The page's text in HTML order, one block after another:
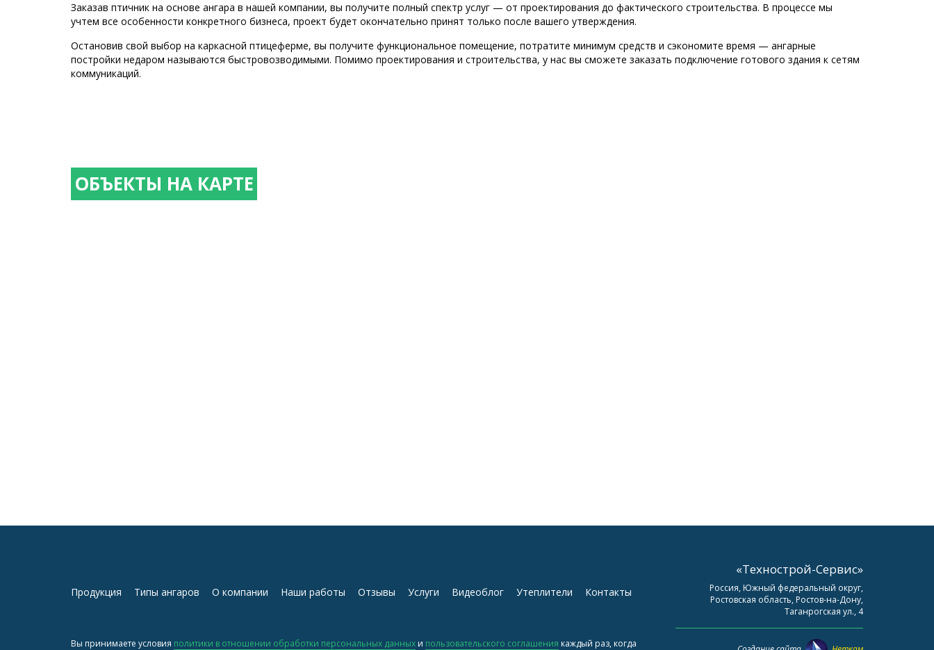
Заказав птичник на основе ангара в нашей компании, вы получите полный спектр услуг — от проектирования до фактического строительства. В процессе мы
учтем все особенности конкретного бизнеса, проект будет окончательно принят только после вашего утверждения.
Остановив свой выбор на каркасной птицеферме, вы получите функциональное помещение, потратите минимум средств и сэкономите время — ангарные
постройки недаром называются быстровозводимыми. Помимо проектирования и строительства, у нас вы сможете заказать подключение готового здания к сетям
коммуникаций.
ОБЪЕКТЫ НА КАРТЕ
Продукция Типы ангаров О компании Наши работы Отзывы Услуги Видеоблог Утеплители Контакты
Вы принимаете условия политики в отношении обработки персональных данных и пользовательского соглашения каждый раз, когда
«Технострой-Сервис»
Россия, Южный федеральный округ,
Ростовская область, Ростов-на-Дону,
Таганрогская ул., 4